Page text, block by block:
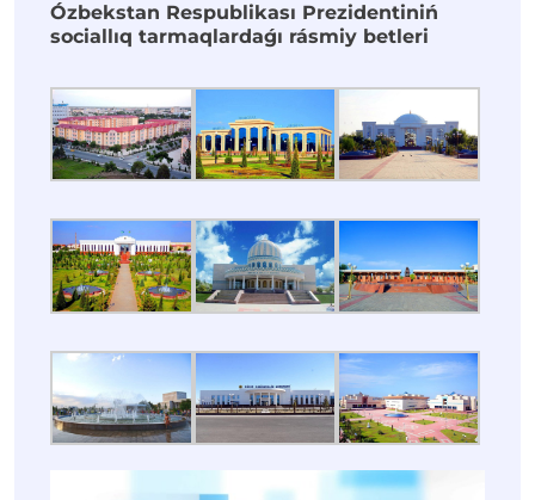
Ózbekstan Respublikası Prezidentiniń
sociallıq tarmaqlardaǵı rásmiy betleri